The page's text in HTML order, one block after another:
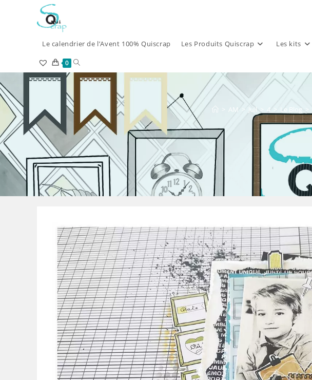
Le calendrier de l’Avent 100% Quiscrap Les Produits Quiscrap Les kits
0 Toggle
website
search
> AM > Juil > 4 > Le Blog >